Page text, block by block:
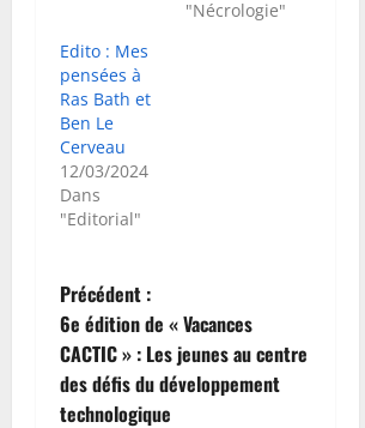
"Nécrologie"
Edito : Mes
pensées à
Ras Bath et
Ben Le
Cerveau
12/03/2024
Dans
"Editorial"
N
a
v
Précédent :
6e édition de « Vacances
CACTIC » : Les jeunes au centre
des défis du développement
technologique